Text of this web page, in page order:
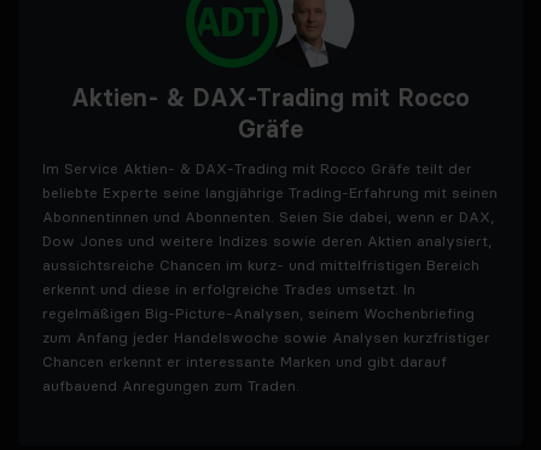
Aktien- & DAX-Trading mit Rocco
Gräfe
Im Service Aktien- & DAX-Trading mit Rocco Gräfe teilt der
beliebte Experte seine langjährige Trading-Erfahrung mit seinen
Abonnentinnen und Abonnenten. Seien Sie dabei, wenn er DAX,
Dow Jones und weitere Indizes sowie deren Aktien analysiert,
aussichtsreiche Chancen im kurz- und mittelfristigen Bereich
erkennt und diese in erfolgreiche Trades umsetzt. In
regelmäßigen Big-Picture-Analysen, seinem Wochenbriefing
zum Anfang jeder Handelswoche sowie Analysen kurzfristiger
Chancen erkennt er interessante Marken und gibt darauf
aufbauend Anregungen zum Traden.